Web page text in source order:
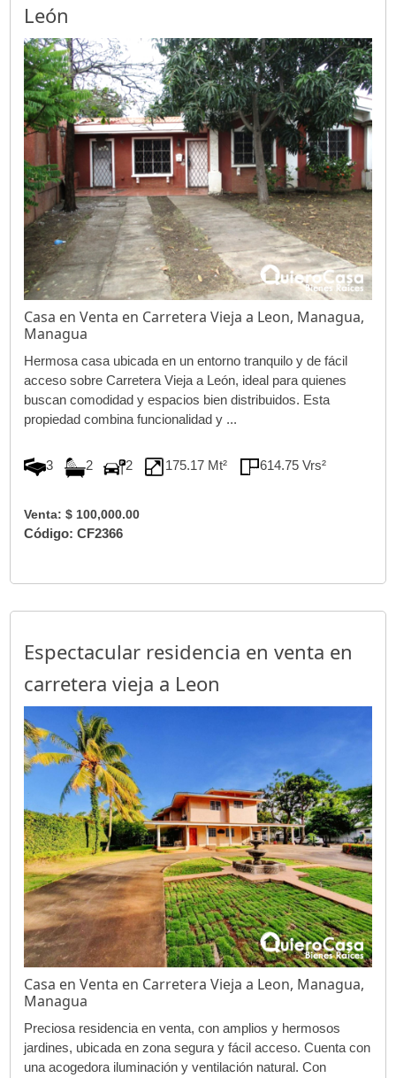
León
Casa en Venta en Carretera Vieja a Leon, Managua,
Managua
Hermosa casa ubicada en un entorno tranquilo y de fácil
acceso sobre Carretera Vieja a León, ideal para quienes
buscan comodidad y espacios bien distribuidos. Esta
propiedad combina funcionalidad y ...
3 2 2 175.17 Mt² 614.75 Vrs²
Venta: $ 100,000.00
Código: CF2366
Espectacular residencia en venta en
carretera vieja a Leon
Casa en Venta en Carretera Vieja a Leon, Managua,
Managua
Preciosa residencia en venta, con amplios y hermosos
jardines, ubicada en zona segura y fácil acceso. Cuenta con
una acogedora iluminación y ventilación natural. Con